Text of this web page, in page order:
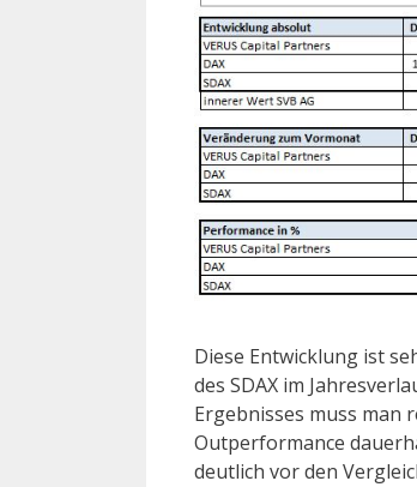
Diese Entwicklung ist
des SDAX im
Ergebnisses muss man
Outperformance
deutlich vor den